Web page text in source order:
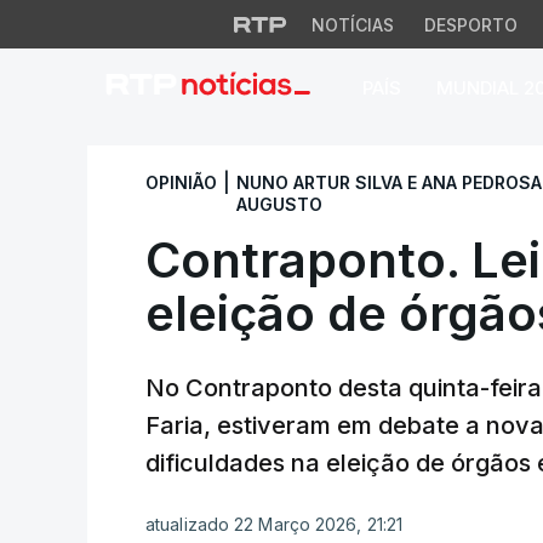
NOTÍCIAS DESPORTO
Contraponto. Lei
OPINIÃO
NUNO ARTUR SILVA E ANA PEDROSA
AUGUSTO
Contraponto.
eleição de
No Contraponto desta quinta-
Faria, estiveram em debate a
dificuldades na eleição de órgãos
atualizado 22 Março 2026, 21:21